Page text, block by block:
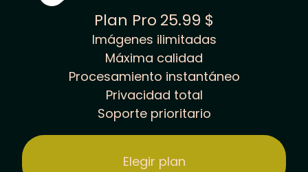
Plan Pro 25.99 $
Imágenes ilimitadas
Máxima calidad
Procesamiento instantáneo
Privacidad total
Soporte prioritario
Elegir plan